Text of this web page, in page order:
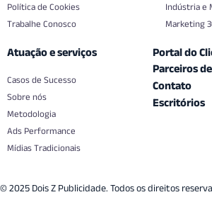
Política de Cookies
Trabalhe Conosco
Indústria e
Marketing
Atuação e serviços
Casos de Sucesso
Sobre nós
Metodologia
Ads Performance
Mídias Tradicionais
Portal do
Parceiros
Contato
Escritórios
© 2025 Dois Z Publicidade. Todos os direitos